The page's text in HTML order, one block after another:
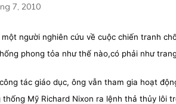
7, 2010
một người nghiên cứu về cuộc chiến tranh
phong tỏa như thế nào,có phải như
tác giáo dục, ông vẫn tham gia hoạt
thống Mỹ Richard Nixon ra lệnh thả thủy lôi